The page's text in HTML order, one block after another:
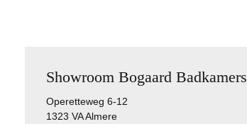
Showroom Bogaard Badkamers
Operetteweg 6-12
1323 VA Almere